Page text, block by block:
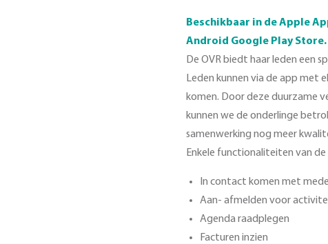
Beschikbaar in de Apple
Android Google Play Store.
De OVR biedt haar leden een
Leden kunnen via de app met
komen. Door deze duurzame
kunnen we de onderlinge
samenwerking nog meer
Enkele functionaliteiten van de
In contact komen met
Aan- afmelden voor
Agenda raadplegen
Facturen inzien